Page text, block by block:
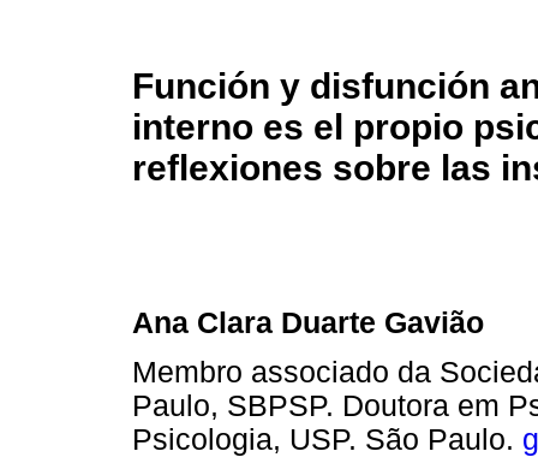
Función y disfunción
interno es el propio
reflexiones sobre las
Ana Clara Duarte Gavião
Membro associado da
Paulo, SBPSP. Doutora em
Psicologia, USP. São Paulo.